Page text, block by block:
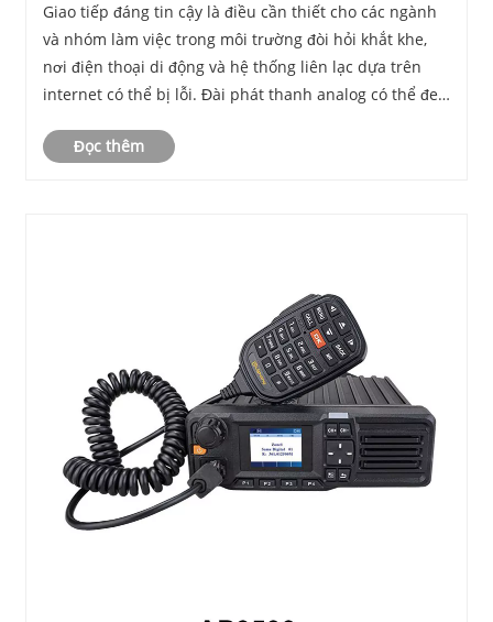
trường đầy thách thức?
Giao tiếp đáng tin cậy là điều cần thiết cho các ngành
và nhóm làm việc trong môi trường đòi hỏi khắt khe,
nơi điện thoại di động và hệ thống liên lạc dựa trên
internet có thể bị lỗi. Đài phát thanh analog có thể đeo
cấp khả năng liên lạc bằng giọng ......
Đọc thêm